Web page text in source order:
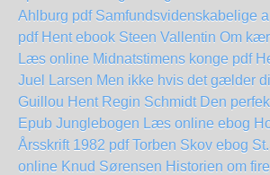
Ahlburg pdf Samfundsvidenskabelige
pdf Hent ebook Steen Vallentin Om
Læs online Midnatstimens konge pdf
Juel Larsen Men ikke hvis det gælder
Guillou Hent Regin Schmidt Den
Epub Junglebogen Læs online ebog
Årsskrift 1982 pdf Torben Skov ebog
online Knud Sørensen Historien om